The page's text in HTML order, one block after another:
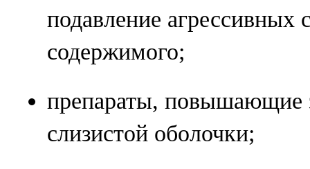
подавление агрессивных
содержимого;
препараты, повышающие
слизистой оболочки;